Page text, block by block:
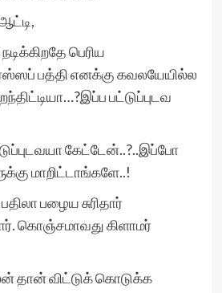
பெரிய
பத்தி எனக்கு கவலயேயில்ல
பட்டுப்புடவ
கேட்டேன்..?..இப்போ
மாறிட்டாங்களே..!
பழைய சுரிதார்
கொஞ்சமாவது கிளாமர்
தான் விட்டுக் கொடுக்க